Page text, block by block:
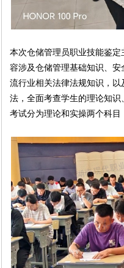
本次仓储管理员职业技能鉴
容涉及仓储管理基础知识、
流行业相关法律法规知识，
法，全面考查学生的理论知识
考试分为理论和实操两个科目